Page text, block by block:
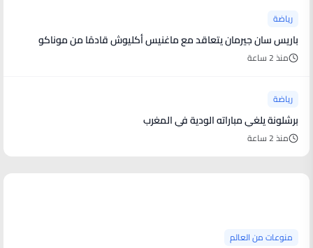
رياضة
باريس سان جيرمان يتعاقد مع ماغنيس أكليوش قادمًا من موناكو
منذ 2 ساعة
رياضة
برشلونة يلغي مباراته الودية في المغرب
منذ 2 ساعة
منوعات من العالم